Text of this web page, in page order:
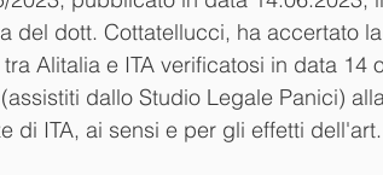
del dott. Cottatellucci, ha accertato
Alitalia e ITA verificatosi in data 14
dallo Studio Legale Panici)
di ITA, ai sensi e per gli effetti